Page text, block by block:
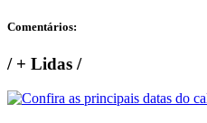
Comentários:
/+ Lidas /